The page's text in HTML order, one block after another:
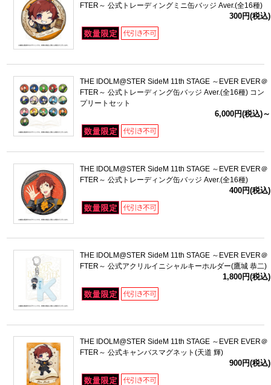
FTER～ 公式トレーディングミニ缶バッジ Aver.(全16種)
300円(税込)
THE IDOLM@STER SideM 11th STAGE ～EVER EVER＠
FTER～ 公式トレーディング缶バッジ Aver.(全16種) コン
プリートセット
6,000円(税込)～
THE IDOLM@STER SideM 11th STAGE ～EVER EVER＠
FTER～ 公式トレーディング缶バッジ Aver.(全16種)
400円(税込)
THE IDOLM@STER SideM 11th STAGE ～EVER EVER＠
FTER～ 公式アクリルイニシャルキーホルダー(鷹城 恭二)
1,800円(税込)
THE IDOLM@STER SideM 11th STAGE ～EVER EVER＠
FTER～ 公式キャンバスマグネット(天道 輝)
900円(税込)